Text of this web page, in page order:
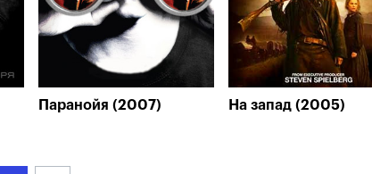
Паранойя (2007) На запад (2005)